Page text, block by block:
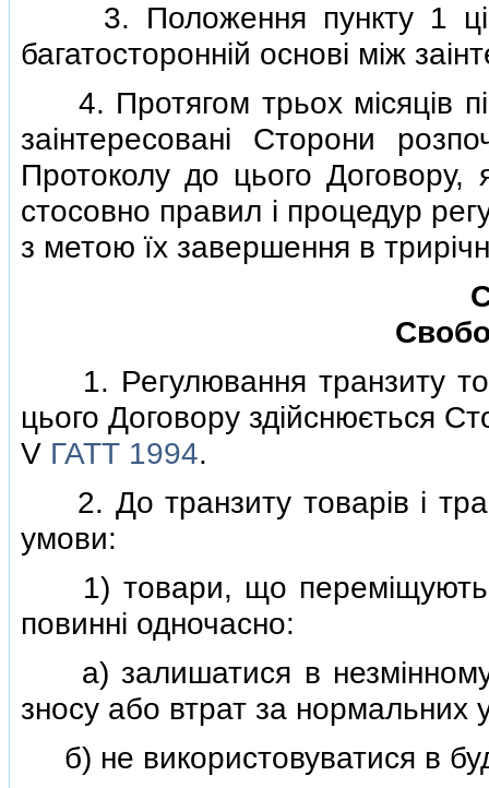
3. Положення пункту 1 цiєї
багатостороннiй основi мiж
4. Протягом трьох мiсяцiв
заiнтересованi Сторони
Протоколу до цього Договору,
стосовно правил i процедур
з метою їх завершення в
1. Регулювання транзиту
цього Договору здiйснюється
V ГАТТ 1994.
2. До транзиту товарiв i
умови:
1) товари, що
повиннi одночасно:
а) залишатися в незмiнному
зносу або втрат за нормальних
б) не використовуватися в